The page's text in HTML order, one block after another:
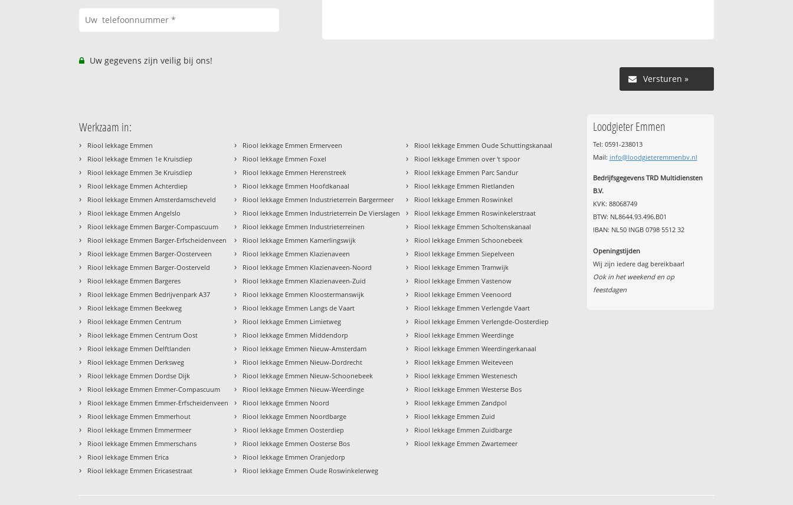
Uw gegevens zijn veilig bij ons!
Versturen »
Werkzaam in:
› Riool lekkage Emmen
› Riool lekkage Emmen 1e Kruisdiep
› Riool lekkage Emmen 3e Kruisdiep
› Riool lekkage Emmen Achterdiep
› Riool lekkage Emmen Amsterdamscheveld
› Riool lekkage Emmen Angelslo
› Riool lekkage Emmen Barger-Compascuum
› Riool lekkage Emmen Barger-Erfscheidenveen
› Riool lekkage Emmen Barger-Oosterveen
› Riool lekkage Emmen Barger-Oosterveld
› Riool lekkage Emmen Bargeres
› Riool lekkage Emmen Bedrijvenpark A37
› Riool lekkage Emmen Beekweg
› Riool lekkage Emmen Centrum
› Riool lekkage Emmen Centrum Oost
› Riool lekkage Emmen Delftlanden
› Riool lekkage Emmen Derksweg
› Riool lekkage Emmen Dordse Dijk
› Riool lekkage Emmen Emmer-Compascuum
› Riool lekkage Emmen Emmer-Erfscheidenveen
› Riool lekkage Emmen Emmerhout
› Riool lekkage Emmen Emmermeer
› Riool lekkage Emmen Emmerschans
› Riool lekkage Emmen Erica
› Riool lekkage Emmen Ericasestraat
› Riool lekkage Emmen Ermerveen
› Riool lekkage Emmen Foxel
› Riool lekkage Emmen Herenstreek
› Riool lekkage Emmen Hoofdkanaal
› Riool lekkage Emmen Industrieterrein Bargermeer
› Riool lekkage Emmen Industrieterrein De Vierslagen
› Riool lekkage Emmen Industrieterreinen
› Riool lekkage Emmen Kamerlingswijk
› Riool lekkage Emmen Klazienaveen
› Riool lekkage Emmen Klazienaveen-Noord
› Riool lekkage Emmen Klazienaveen-Zuid
› Riool lekkage Emmen Kloostermanswijk
› Riool lekkage Emmen Langs de Vaart
› Riool lekkage Emmen Limietweg
› Riool lekkage Emmen Middendorp
› Riool lekkage Emmen Nieuw-Amsterdam
› Riool lekkage Emmen Nieuw-Dordrecht
› Riool lekkage Emmen Nieuw-Schoonebeek
› Riool lekkage Emmen Nieuw-Weerdinge
› Riool lekkage Emmen Noord
› Riool lekkage Emmen Noordbarge
› Riool lekkage Emmen Oosterdiep
› Riool lekkage Emmen Oosterse Bos
› Riool lekkage Emmen Oranjedorp
› Riool lekkage Emmen Oude Roswinkelerweg
› Riool lekkage Emmen Oude Schuttingskanaal
› Riool lekkage Emmen over 't spoor
› Riool lekkage Emmen Parc Sandur
› Riool lekkage Emmen Rietlanden
› Riool lekkage Emmen Roswinkel
› Riool lekkage Emmen Roswinkelerstraat
› Riool lekkage Emmen Scholtenskanaal
› Riool lekkage Emmen Schoonebeek
› Riool lekkage Emmen Siepelveen
› Riool lekkage Emmen Tramwijk
› Riool lekkage Emmen Vastenow
› Riool lekkage Emmen Veenoord
› Riool lekkage Emmen Verlengde Vaart
› Riool lekkage Emmen Verlengde-Oosterdiep
› Riool lekkage Emmen Weerdinge
› Riool lekkage Emmen Weerdingerkanaal
› Riool lekkage Emmen Weiteveen
› Riool lekkage Emmen Westenesch
› Riool lekkage Emmen Westerse Bos
› Riool lekkage Emmen Zandpol
› Riool lekkage Emmen Zuid
› Riool lekkage Emmen Zuidbarge
› Riool lekkage Emmen Zwartemeer
Loodgieter Emmen
Tel: 0591-238013
Mail: info@loodgieteremmenbv.nl
Bedrijfsgegevens TRD Multidiensten
B.V.
KVK: 88068749
BTW: NL8644.93.496.B01
IBAN: NL50 INGB 0798 5512 32
Openingstijden
Wij zijn iedere dag bereikbaar!
Ook in het weekend en op
feestdagen